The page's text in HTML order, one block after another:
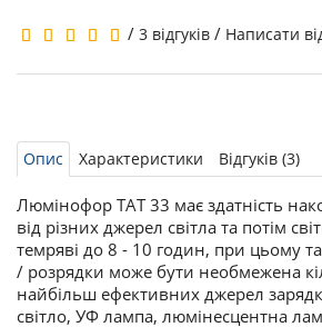
/ 3 відгуків / Написати
Опис Характеристики Відгуків (3)
Люмінофор ТАТ 33 має здатність
від різних джерел світла та потім
темряві до 8 - 10 годин, при цьому
/ розрядки може бути необмежена
найбільш ефективних джерел
світло, УФ лампа, люмінесцентна